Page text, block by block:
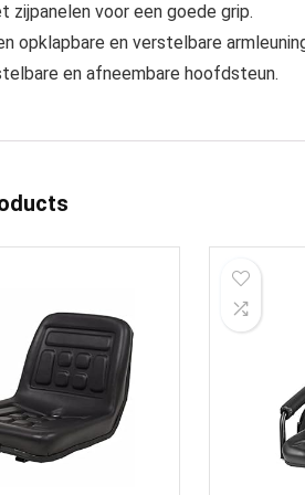
zijpanelen voor een goede grip.
opklapbare en verstelbare
en afneembare hoofdsteun.